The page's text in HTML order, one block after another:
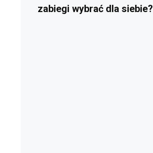
zabiegi wybrać dla siebie?